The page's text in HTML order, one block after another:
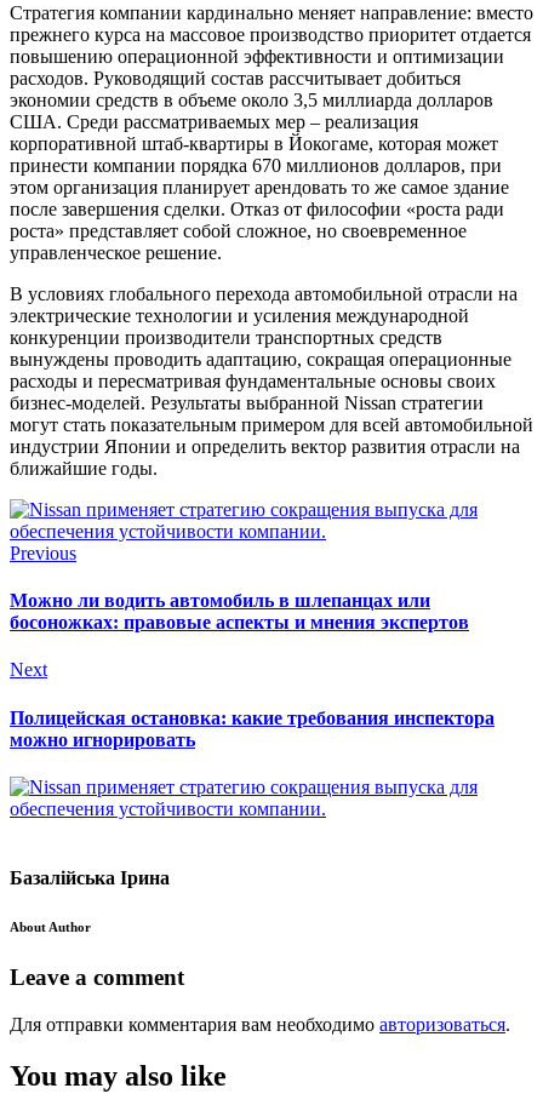
Стратегия компании кардинально меняет направление: вместо
прежнего курса на массовое производство приоритет отдается
повышению операционной эффективности и оптимизации
расходов. Руководящий состав рассчитывает добиться
экономии средств в объеме около 3,5 миллиарда долларов
США. Среди рассматриваемых мер – реализация
корпоративной штаб-квартиры в Йокогаме, которая может
принести компании порядка 670 миллионов долларов, при
этом организация планирует арендовать то же самое здание
после завершения сделки. Отказ от философии «роста ради
роста» представляет собой сложное, но своевременное
управленческое решение.
В условиях глобального перехода автомобильной отрасли на
электрические технологии и усиления международной
конкуренции производители транспортных средств
вынуждены проводить адаптацию, сокращая операционные
расходы и пересматривая фундаментальные основы своих
бизнес-моделей. Результаты выбранной Nissan стратегии
могут стать показательным примером для всей автомобильной
индустрии Японии и определить вектор развития отрасли на
ближайшие годы.
Previous
Можно ли водить автомобиль в шлепанцах или
босоножках: правовые аспекты и мнения экспертов
Next
Полицейская остановка: какие требования инспектора
можно игнорировать
Базалійська Ірина
About Author
Leave a comment
Для отправки комментария вам необходимо авторизоваться.
You may also like